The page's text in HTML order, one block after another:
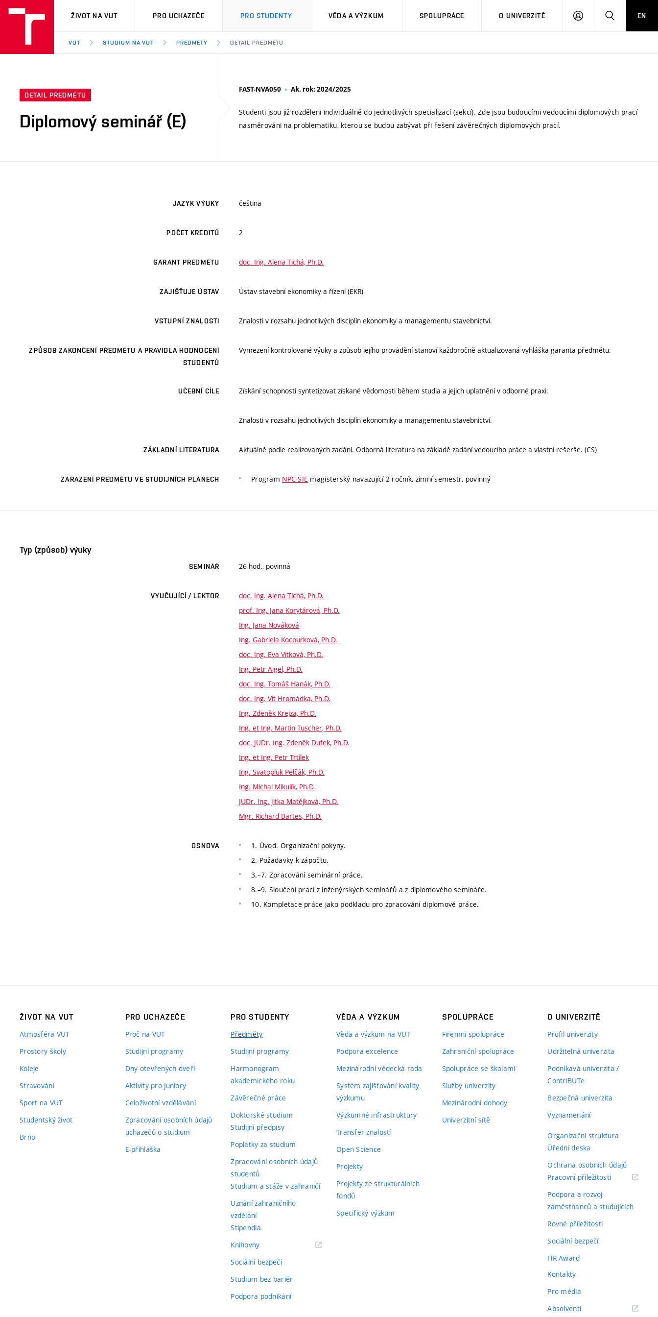
VUT
ŽIVOT NA VUT PRO UCHAZEČE PRO STUDENTY VĚDA A VÝZKUM SPOLUPRÁCE O UNIVERZITĚ
PŘIHLÁSIT HLEDATEN
VUT STUDIUM NA VUT PŘEDMĚTY DETAIL PŘEDMĚTU
DETAIL PŘEDMĚTU
Diplomový seminář (E)
FAST-NVA050 Ak. rok: 2024/2025
Studenti jsou již rozděleni individuálně do jednotlivých specializací (sekcí). Zde jsou budoucími vedoucími diplomových prací
nasměrováni na problematiku, kterou se budou zabývat při řešení závěrečných diplomových prací.
JAZYK VÝUKY čeština
POČET KREDITŮ 2
GARANT PŘEDMĚTU doc. Ing. Alena Tichá, Ph.D.
ZAJIŠŤUJE ÚSTAV Ústav stavební ekonomiky a řízení (EKR)
VSTUPNÍ ZNALOSTI Znalosti v rozsahu jednotlivých disciplín ekonomiky a managementu stavebnictví.
ZPŮSOB ZAKONČENÍ PŘEDMĚTU A PRAVIDLA HODNOCENÍ
STUDENTŮ
Vymezení kontrolované výuky a způsob jejího provádění stanoví každoročně aktualizovaná vyhláška garanta předmětu.
UČEBNÍ CÍLE Získání schopnosti syntetizovat získané vědomosti během studia a jejich uplatnění v odborné praxi.
Znalosti v rozsahu jednotlivých disciplín ekonomiky a managementu stavebnictví.
ZÁKLADNÍ LITERATURA Aktuálně podle realizovaných zadání. Odborná literatura na základě zadání vedoucího práce a vlastní rešerše. (CS)
ZAŘAZENÍ PŘEDMĚTU VE STUDIJNÍCH PLÁNECH Program NPC-SIE magisterský navazující 2 ročník, zimní semestr, povinný
Typ (způsob) výuky
SEMINÁŘ 26 hod., povinná
VYUČUJÍCÍ / LEKTOR
doc. Ing. Alena Tichá, Ph.D.
prof. Ing. Jana Korytárová, Ph.D.
Ing. Jana Nováková
Ing. Gabriela Kocourková, Ph.D.
doc. Ing. Eva Vítková, Ph.D.
Ing. Petr Aigel, Ph.D.
doc. Ing. Tomáš Hanák, Ph.D.
doc. Ing. Vít Hromádka, Ph.D.
Ing. Zdeněk Krejza, Ph.D.
Ing. et Ing. Martin Tuscher, Ph.D.
doc. JUDr. Ing. Zdeněk Dufek, Ph.D.
Ing. et Ing. Petr Trtílek
Ing. Svatopluk Pelčák, Ph.D.
Ing. Michal Mikulík, Ph.D.
JUDr. Ing. Jitka Matějková, Ph.D.
Mgr. Richard Bartes, Ph.D.
OSNOVA
1. Úvod. Organizační pokyny.
2. Požadavky k zápočtu.
3.–7. Zpracování seminární práce.
8.–9. Sloučení prací z inženýrských seminářů a z diplomového semináře.
10. Kompletace práce jako podkladu pro zpracování diplomové práce.
ŽIVOT NA VUT
Atmosféra VUT
Prostory školy
Koleje
Stravování
Sport na VUT
Studentský život
Brno
PRO UCHAZEČE
Proč na VUT
Studijní programy
Dny otevřených dveří
Aktivity pro juniory
Celoživotní vzdělávání
Zpracování osobních údajů
uchazečů o studium
E-přihláška
PRO STUDENTY
Předměty
Studijní programy
Harmonogram
akademického roku
Závěrečné práce
Doktorské studium
Studijní předpisy
Poplatky za studium
Zpracování osobních údajů
studentů
Studium a stáže v zahraničí
Uznání zahraničního
vzdělání
Stipendia
Knihovny(externí
Sociální bezpečí
Studium bez bariér
Podpora podnikání
VĚDA A VÝZKUM
Věda a výzkum na VUT
Podpora excelence
Mezinárodní vědecká rada
Systém zajišťování kvality
výzkumu
Výzkumné infrastruktury
Transfer znalostí
Open Science
Projekty
Projekty ze strukturálních
fondů
Specifický výzkum
SPOLUPRÁCE
Firemní spolupráce
Zahraniční spolupráce
Spolupráce se školami
Služby univerzity
Mezinárodní dohody
Univerzitní sítě
O UNIVERZITĚ
Profil univerzity
Udržitelná univerzita
Podnikavá univerzita /
ContriBUTe
Bezpečná univerzita
Vyznamenání
Organizační struktura
Úřední deska
Ochrana osobních údajů
Pracovní příležitosti(externí
Podpora a rozvoj
zaměstnanců a studujících
Rovné příležitosti
Sociální bezpečí
HR Award
Kontakty
Pro média
Absolventi(externí